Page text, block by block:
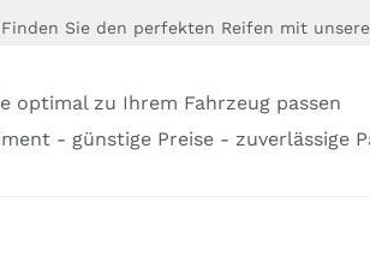
Finden Sie den perfekten Reifen mit
optimal zu Ihrem Fahrzeug passen
- günstige Preise - zuverlässige